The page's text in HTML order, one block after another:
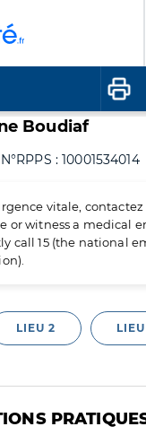
Boudiaf
N°RPPS : 10001534014
vitale, contactez
or witness a medical
call 15 (the national
LIEU 2